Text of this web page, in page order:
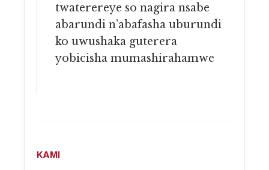
twaterereye so nagira nsabe
abarundi n’abafasha uburundi
ko uwushaka guterera
yobicisha mumashirahamwe
KAMI